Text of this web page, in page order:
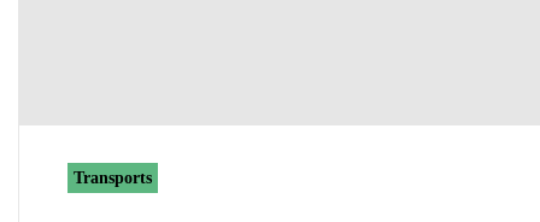
Transports